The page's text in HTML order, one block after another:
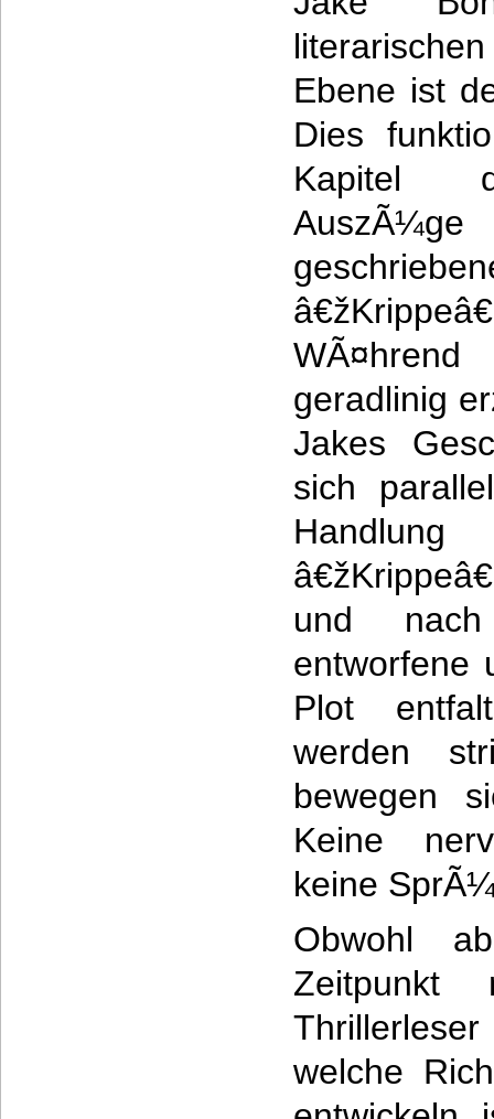
Ebene ist
Dies
Kapitel
geradlinig
Jakes
sich
und
entworfene
Plot
werden
bewegen
Keine
keine
Obwohl
Zeitpunkt
welche